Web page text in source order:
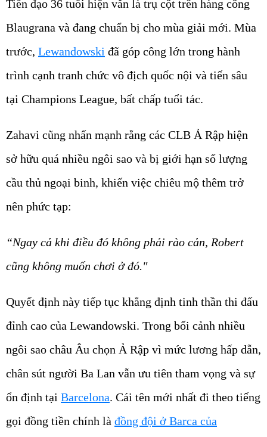
Tiền đạo 36 tuổi hiện vẫn là trụ cột trên hàng công
Blaugrana và đang chuẩn bị cho mùa giải mới. Mùa
trước, Lewandowski đã góp công lớn trong hành
trình cạnh tranh chức vô địch quốc nội và tiến sâu
tại Champions League, bất chấp tuổi tác.
Zahavi cũng nhấn mạnh rằng các CLB Ả Rập hiện
sở hữu quá nhiều ngôi sao và bị giới hạn số lượng
cầu thủ ngoại binh, khiến việc chiêu mộ thêm trở
nên phức tạp:
“Ngay cả khi điều đó không phải rào cản, Robert
cũng không muốn chơi ở đó."
Quyết định này tiếp tục khẳng định tinh thần thi đấu
đỉnh cao của Lewandowski. Trong bối cảnh nhiều
ngôi sao châu Âu chọn Ả Rập vì mức lương hấp dẫn,
chân sút người Ba Lan vẫn ưu tiên tham vọng và sự
ổn định tại Barcelona. Cái tên mới nhất đi theo tiếng
gọi đồng tiền chính là đồng đội ở Barca của